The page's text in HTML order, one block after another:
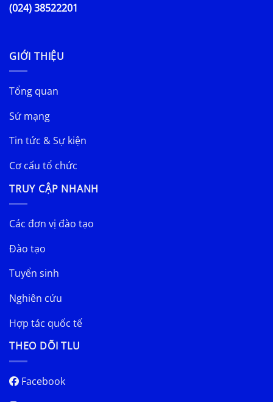
(024) 38522201
GIỚI THIỆU
Tổng quan
Sứ mạng
Tin tức & Sự kiện
Cơ cấu tổ chức
TRUY CẬP NHANH
Các đơn vị đào tạo
Đào tạo
Tuyển sinh
Nghiên cứu
Hợp tác quốc tế
THEO DÕI TLU
Facebook